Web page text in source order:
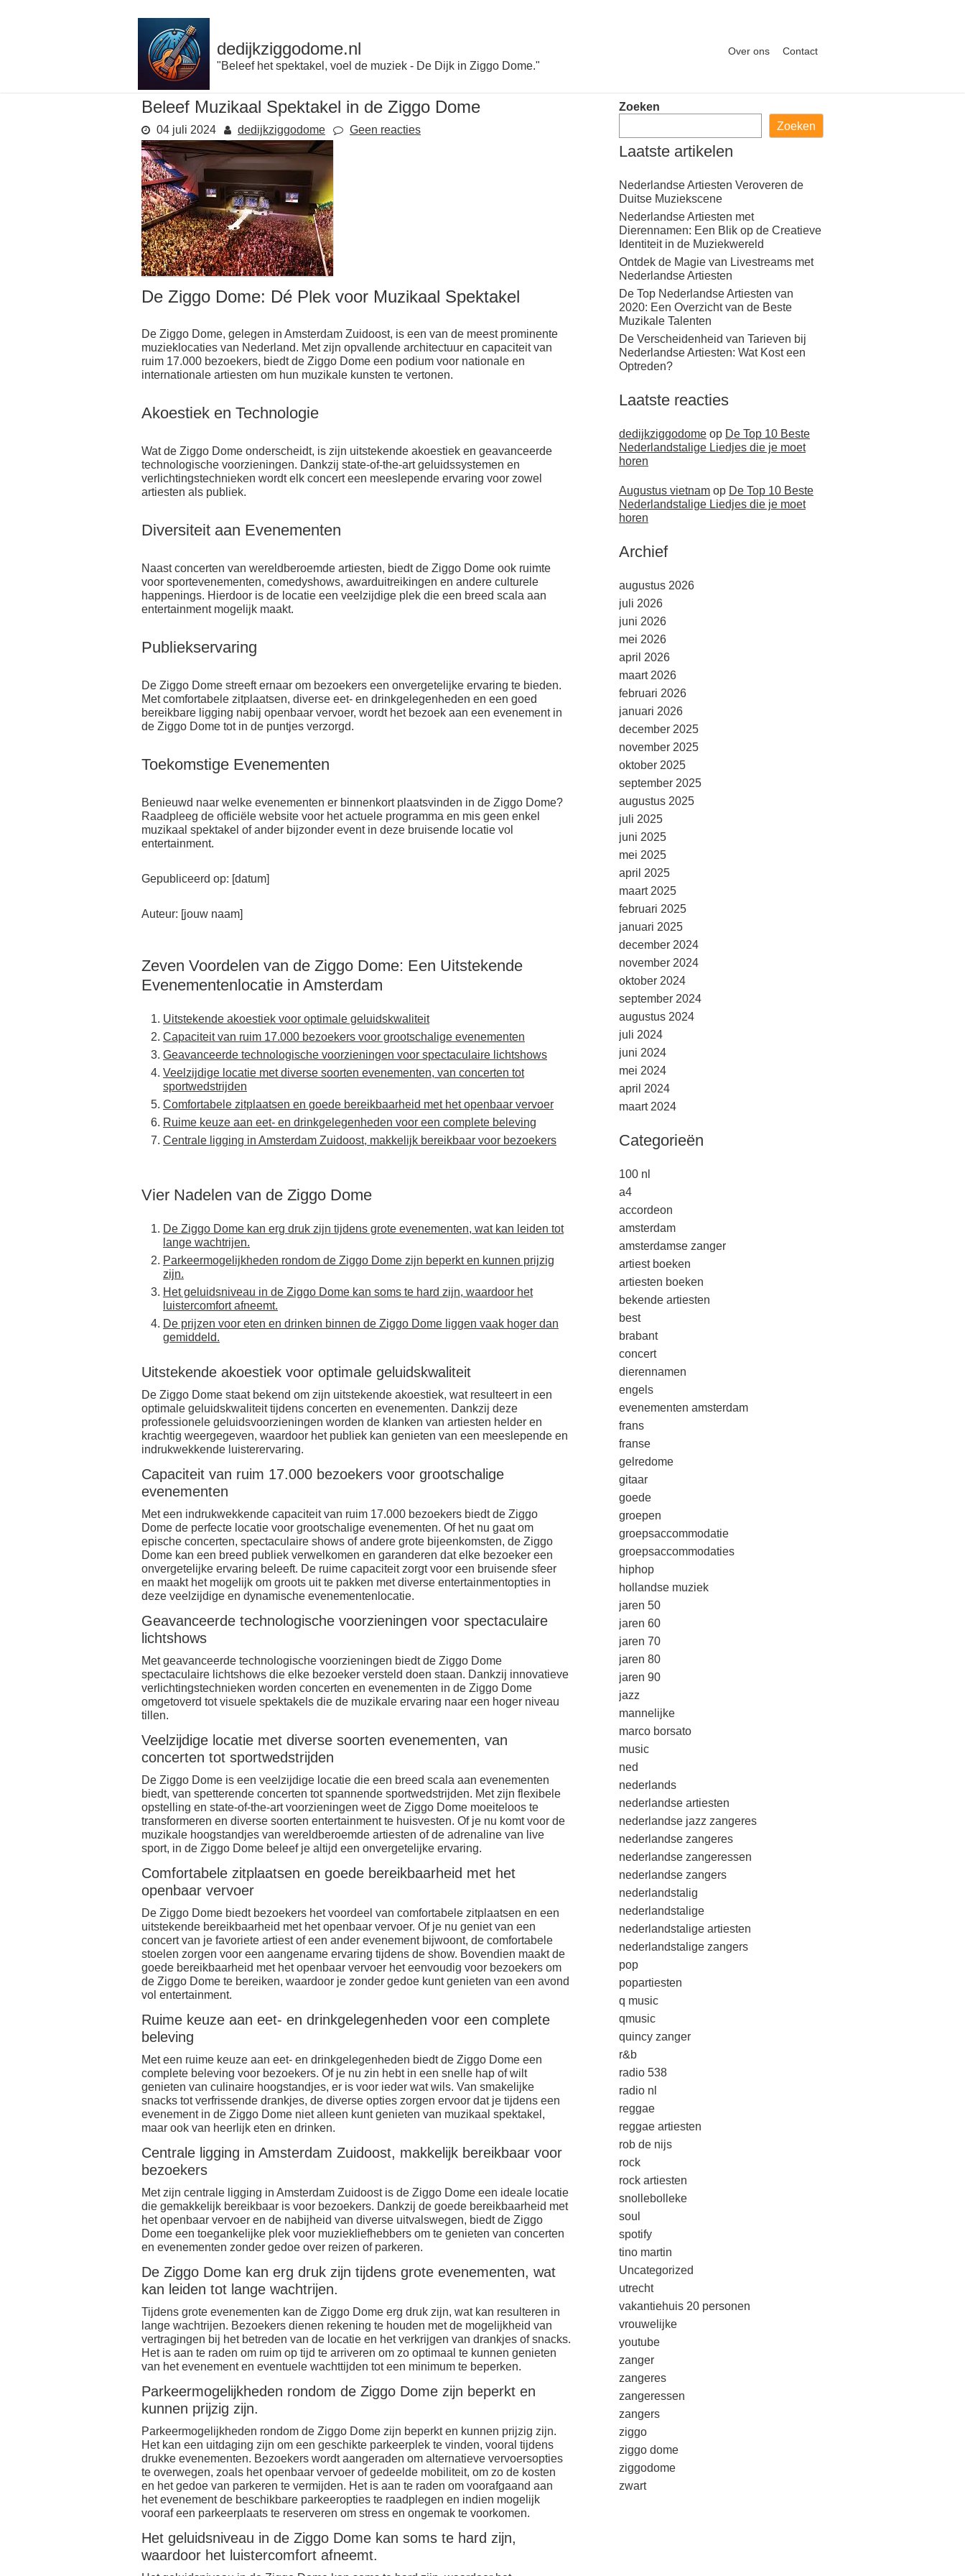
dedijkziggodome.nl
"Beleef het spektakel, voel de muziek - De Dijk in Ziggo Dome."
Over ons Contact
Beleef Muzikaal Spektakel in de Ziggo Dome
04 juli 2024 dedijkziggodome Geen reacties
De Ziggo Dome: Dé Plek voor Muzikaal Spektakel
De Ziggo Dome, gelegen in Amsterdam Zuidoost, is een van de meest prominente
muzieklocaties van Nederland. Met zijn opvallende architectuur en capaciteit van
ruim 17.000 bezoekers, biedt de Ziggo Dome een podium voor nationale en
internationale artiesten om hun muzikale kunsten te vertonen.
Akoestiek en Technologie
Wat de Ziggo Dome onderscheidt, is zijn uitstekende akoestiek en geavanceerde
technologische voorzieningen. Dankzij state-of-the-art geluidssystemen en
verlichtingstechnieken wordt elk concert een meeslepende ervaring voor zowel
artiesten als publiek.
Diversiteit aan Evenementen
Naast concerten van wereldberoemde artiesten, biedt de Ziggo Dome ook ruimte
voor sportevenementen, comedyshows, awarduitreikingen en andere culturele
happenings. Hierdoor is de locatie een veelzijdige plek die een breed scala aan
entertainment mogelijk maakt.
Publiekservaring
De Ziggo Dome streeft ernaar om bezoekers een onvergetelijke ervaring te bieden.
Met comfortabele zitplaatsen, diverse eet- en drinkgelegenheden en een goed
bereikbare ligging nabij openbaar vervoer, wordt het bezoek aan een evenement in
de Ziggo Dome tot in de puntjes verzorgd.
Toekomstige Evenementen
Benieuwd naar welke evenementen er binnenkort plaatsvinden in de Ziggo Dome?
Raadpleeg de officiële website voor het actuele programma en mis geen enkel
muzikaal spektakel of ander bijzonder event in deze bruisende locatie vol
entertainment.
Gepubliceerd op: [datum]
Auteur: [jouw naam]
Zeven Voordelen van de Ziggo Dome: Een Uitstekende
Evenementenlocatie in Amsterdam
Uitstekende akoestiek voor optimale geluidskwaliteit
Capaciteit van ruim 17.000 bezoekers voor grootschalige evenementen
Geavanceerde technologische voorzieningen voor spectaculaire lichtshows
Veelzijdige locatie met diverse soorten evenementen, van concerten tot
sportwedstrijden
Comfortabele zitplaatsen en goede bereikbaarheid met het openbaar vervoer
Ruime keuze aan eet- en drinkgelegenheden voor een complete beleving
Centrale ligging in Amsterdam Zuidoost, makkelijk bereikbaar voor bezoekers
Vier Nadelen van de Ziggo Dome
De Ziggo Dome kan erg druk zijn tijdens grote evenementen, wat kan leiden tot
lange wachtrijen.
Parkeermogelijkheden rondom de Ziggo Dome zijn beperkt en kunnen prijzig
zijn.
Het geluidsniveau in de Ziggo Dome kan soms te hard zijn, waardoor het
luistercomfort afneemt.
De prijzen voor eten en drinken binnen de Ziggo Dome liggen vaak hoger dan
gemiddeld.
Uitstekende akoestiek voor optimale geluidskwaliteit
De Ziggo Dome staat bekend om zijn uitstekende akoestiek, wat resulteert in een
optimale geluidskwaliteit tijdens concerten en evenementen. Dankzij deze
professionele geluidsvoorzieningen worden de klanken van artiesten helder en
krachtig weergegeven, waardoor het publiek kan genieten van een meeslepende en
indrukwekkende luisterervaring.
Capaciteit van ruim 17.000 bezoekers voor grootschalige
evenementen
Met een indrukwekkende capaciteit van ruim 17.000 bezoekers biedt de Ziggo
Dome de perfecte locatie voor grootschalige evenementen. Of het nu gaat om
epische concerten, spectaculaire shows of andere grote bijeenkomsten, de Ziggo
Dome kan een breed publiek verwelkomen en garanderen dat elke bezoeker een
onvergetelijke ervaring beleeft. De ruime capaciteit zorgt voor een bruisende sfeer
en maakt het mogelijk om groots uit te pakken met diverse entertainmentopties in
deze veelzijdige en dynamische evenementenlocatie.
Geavanceerde technologische voorzieningen voor spectaculaire
lichtshows
Met geavanceerde technologische voorzieningen biedt de Ziggo Dome
spectaculaire lichtshows die elke bezoeker versteld doen staan. Dankzij innovatieve
verlichtingstechnieken worden concerten en evenementen in de Ziggo Dome
omgetoverd tot visuele spektakels die de muzikale ervaring naar een hoger niveau
tillen.
Veelzijdige locatie met diverse soorten evenementen, van
concerten tot sportwedstrijden
De Ziggo Dome is een veelzijdige locatie die een breed scala aan evenementen
biedt, van spetterende concerten tot spannende sportwedstrijden. Met zijn flexibele
opstelling en state-of-the-art voorzieningen weet de Ziggo Dome moeiteloos te
transformeren en diverse soorten entertainment te huisvesten. Of je nu komt voor de
muzikale hoogstandjes van wereldberoemde artiesten of de adrenaline van live
sport, in de Ziggo Dome beleef je altijd een onvergetelijke ervaring.
Comfortabele zitplaatsen en goede bereikbaarheid met het
openbaar vervoer
De Ziggo Dome biedt bezoekers het voordeel van comfortabele zitplaatsen en een
uitstekende bereikbaarheid met het openbaar vervoer. Of je nu geniet van een
concert van je favoriete artiest of een ander evenement bijwoont, de comfortabele
stoelen zorgen voor een aangename ervaring tijdens de show. Bovendien maakt de
goede bereikbaarheid met het openbaar vervoer het eenvoudig voor bezoekers om
de Ziggo Dome te bereiken, waardoor je zonder gedoe kunt genieten van een avond
vol entertainment.
Ruime keuze aan eet- en drinkgelegenheden voor een complete
beleving
Met een ruime keuze aan eet- en drinkgelegenheden biedt de Ziggo Dome een
complete beleving voor bezoekers. Of je nu zin hebt in een snelle hap of wilt
genieten van culinaire hoogstandjes, er is voor ieder wat wils. Van smakelijke
snacks tot verfrissende drankjes, de diverse opties zorgen ervoor dat je tijdens een
evenement in de Ziggo Dome niet alleen kunt genieten van muzikaal spektakel,
maar ook van heerlijk eten en drinken.
Centrale ligging in Amsterdam Zuidoost, makkelijk bereikbaar voor
bezoekers
Met zijn centrale ligging in Amsterdam Zuidoost is de Ziggo Dome een ideale locatie
die gemakkelijk bereikbaar is voor bezoekers. Dankzij de goede bereikbaarheid met
het openbaar vervoer en de nabijheid van diverse uitvalswegen, biedt de Ziggo
Dome een toegankelijke plek voor muziekliefhebbers om te genieten van concerten
en evenementen zonder gedoe over reizen of parkeren.
De Ziggo Dome kan erg druk zijn tijdens grote evenementen, wat
kan leiden tot lange wachtrijen.
Tijdens grote evenementen kan de Ziggo Dome erg druk zijn, wat kan resulteren in
lange wachtrijen. Bezoekers dienen rekening te houden met de mogelijkheid van
vertragingen bij het betreden van de locatie en het verkrijgen van drankjes of snacks.
Het is aan te raden om ruim op tijd te arriveren om zo optimaal te kunnen genieten
van het evenement en eventuele wachttijden tot een minimum te beperken.
Parkeermogelijkheden rondom de Ziggo Dome zijn beperkt en
kunnen prijzig zijn.
Parkeermogelijkheden rondom de Ziggo Dome zijn beperkt en kunnen prijzig zijn.
Het kan een uitdaging zijn om een geschikte parkeerplek te vinden, vooral tijdens
drukke evenementen. Bezoekers wordt aangeraden om alternatieve vervoersopties
te overwegen, zoals het openbaar vervoer of gedeelde mobiliteit, om zo de kosten
en het gedoe van parkeren te vermijden. Het is aan te raden om voorafgaand aan
het evenement de beschikbare parkeeropties te raadplegen en indien mogelijk
vooraf een parkeerplaats te reserveren om stress en ongemak te voorkomen.
Het geluidsniveau in de Ziggo Dome kan soms te hard zijn,
waardoor het luistercomfort afneemt.
Zoeken
Zoeken
Laatste artikelen
Nederlandse Artiesten Veroveren de
Duitse Muziekscene
Nederlandse Artiesten met
Dierennamen: Een Blik op de Creatieve
Identiteit in de Muziekwereld
Ontdek de Magie van Livestreams met
Nederlandse Artiesten
De Top Nederlandse Artiesten van
2020: Een Overzicht van de Beste
Muzikale Talenten
De Verscheidenheid van Tarieven bij
Nederlandse Artiesten: Wat Kost een
Optreden?
Laatste reacties
dedijkziggodome op De Top 10 Beste
Nederlandstalige Liedjes die je moet
horen
Augustus vietnam op De Top 10 Beste
Nederlandstalige Liedjes die je moet
horen
Archief
augustus 2026
juli 2026
juni 2026
mei 2026
april 2026
maart 2026
februari 2026
januari 2026
december 2025
november 2025
oktober 2025
september 2025
augustus 2025
juli 2025
juni 2025
mei 2025
april 2025
maart 2025
februari 2025
januari 2025
december 2024
november 2024
oktober 2024
september 2024
augustus 2024
juli 2024
juni 2024
mei 2024
april 2024
maart 2024
Categorieën
100 nl
a4
accordeon
amsterdam
amsterdamse zanger
artiest boeken
artiesten boeken
bekende artiesten
best
brabant
concert
dierennamen
engels
evenementen amsterdam
frans
franse
gelredome
gitaar
goede
groepen
groepsaccommodatie
groepsaccommodaties
hiphop
hollandse muziek
jaren 50
jaren 60
jaren 70
jaren 80
jaren 90
jazz
mannelijke
marco borsato
music
ned
nederlands
nederlandse artiesten
nederlandse jazz zangeres
nederlandse zangeres
nederlandse zangeressen
nederlandse zangers
nederlandstalig
nederlandstalige
nederlandstalige artiesten
nederlandstalige zangers
pop
popartiesten
q music
qmusic
quincy zanger
r&b
radio 538
radio nl
reggae
reggae artiesten
rob de nijs
rock
rock artiesten
snollebolleke
soul
spotify
tino martin
Uncategorized
utrecht
vakantiehuis 20 personen
vrouwelijke
youtube
zanger
zangeres
zangeressen
zangers
ziggo
ziggo dome
ziggodome
zwart